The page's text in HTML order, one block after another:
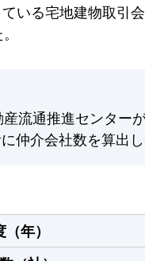
いる宅地建物取引
流通推進センター
仲介会社数を算出し
年）